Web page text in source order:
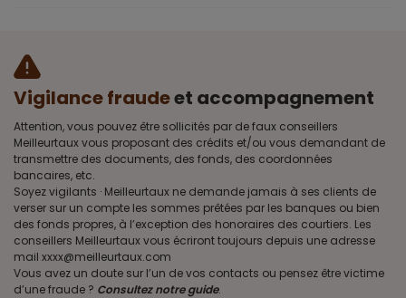
Vigilance fraudeet accompagnement
Attention, vous pouvez être sollicités par de faux conseillers
Meilleurtaux vous proposant des crédits et/ou vous demandant de
transmettre des documents, des fonds, des coordonnées
bancaires, etc.
Soyez vigilants · Meilleurtaux ne demande jamais à ses clients de
verser sur un compte les sommes prêtées par les banques ou bien
des fonds propres, à l’exception des honoraires des courtiers. Les
conseillers Meilleurtaux vous écriront toujours depuis une adresse
mail xxxx@meilleurtaux.com
Vous avez un doute sur l’un de vos contacts ou pensez être victime
d’une fraude ? Consultez notre guide.